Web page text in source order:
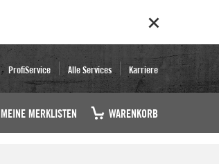
ProfiService Alle Services Karriere
MEINE MERKLISTEN WARENKORB